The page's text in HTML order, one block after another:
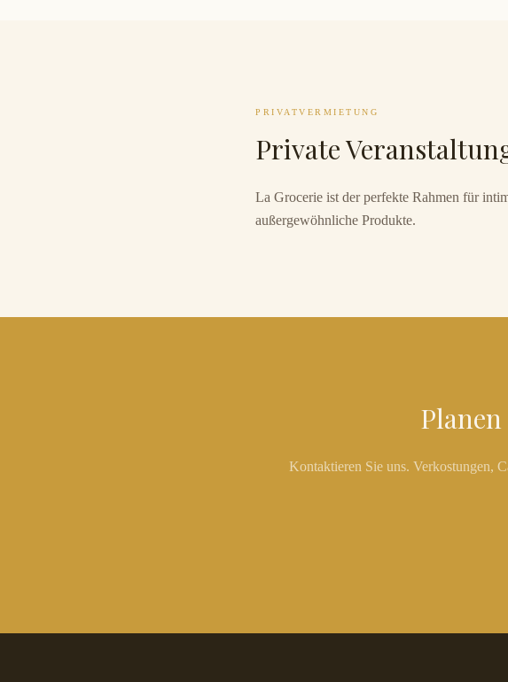
PRIVATVERMIETUNG
Private
La Grocerie ist der perfekte Rahmen für
außergewöhnliche Produkte.
Kontaktieren Sie uns. Verkostungen,